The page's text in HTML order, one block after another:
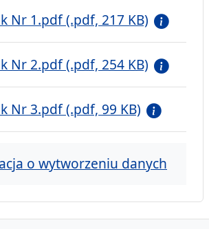
Nr 1.pdf (.pdf, 217 KB)
Nr 2.pdf (.pdf, 254 KB)
Nr 3.pdf (.pdf, 99 KB)
o wytworzeniu danych